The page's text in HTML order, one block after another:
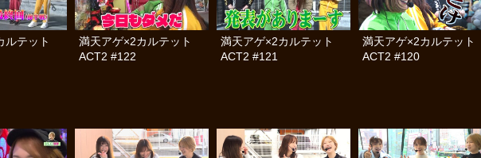
ルテット
満天アゲ×2カルテット
ACT2 #122
満天アゲ×2カルテット
ACT2 #121
満天アゲ×2カルテット
ACT2 #120